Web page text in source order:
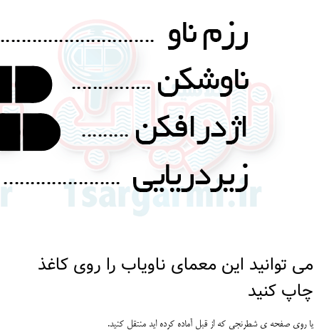
می توانید این معمای ناویاب را روی کاغذ
چاپ کنید
یا روی صفحه ی شطرنجی که از قبل آماده کرده اید منتقل کنید.